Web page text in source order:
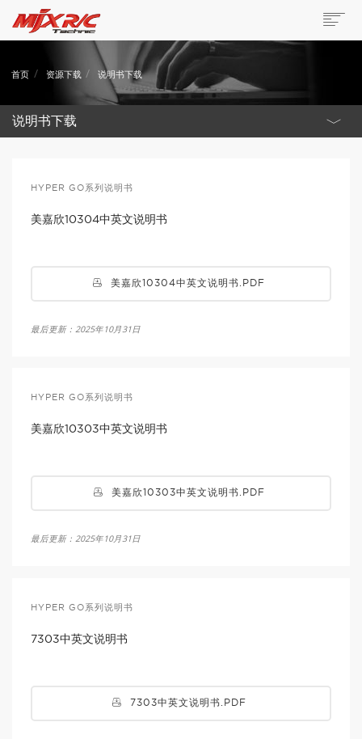
首页 资源下载 说明书下载
说明书下载
Bugs系列说明书
HYPER GO系列说明书
美嘉欣10304中英文说明书
美嘉欣10304中英文说明书.PDF
最后更新：2025年10月31日
HYPER GO系列说明书
美嘉欣10303中英文说明书
美嘉欣10303中英文说明书.PDF
最后更新：2025年10月31日
HYPER GO系列说明书
7303中英文说明书
7303中英文说明书.PDF